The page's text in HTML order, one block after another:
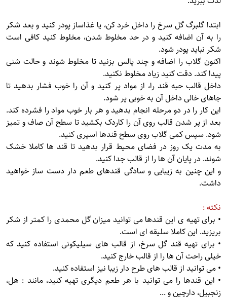
ابتدا گلبرگ گل سرخ را داخل خرد کن، یا غذاساز پودر کنید و بعد شکر
را به آن اضافه کنید و در حد مخلوط شدن، مخلوط کنید کافی است
شکر نباید پودر شود.
اکنون گلاب را اضافه و چند پالس بزنید تا مخلوط شوند و حالت شنی
پیدا کند. دقت کنید زیاد مخلوط نکنید.
داخل قالب حبه قند را، از مواد پر کنید و آن را خوب فشار بدهید تا
جاهای خالی داخل آن به خوبی پر شود.
این کار را در دو مرحله انجام بدهید و هر بار خوب مواد را فشرده کند.
بعد از پر شدن قالب روی آن را کاردک بکشید تا سطح آن صاف و تمیز
شود. سپس کمی گلاب روی سطح قندها اسپری کنید.
به مدت یک روز در فضای محیط قرار بدهید تا قند ها کاملا خشک
شوند. در پایان آن ها را از قالب جدا کنید.
و این چنین به زیبایی و سادگی قندهای طعم دار دست ساز خواهید
داشت.
نکته :
• برای تهیه ی این قندها می توانید میزان گل محمدی را کمتر از شکر
بریزید. این کاملا سلیقه ای است.
• برای تهیه قند گل سرخ، از قالب های سیلیکونی استفاده کنید که
خیلی راحت آن ها را از قالب خارج کنید.
• می توانید از قالب های طرح دار زیبا نیز استفاده کنید.
• این قندها را می توانید با هر طعم دیگری تهیه کنید، مانند : هل،
زنجبیل، دارچین و ...